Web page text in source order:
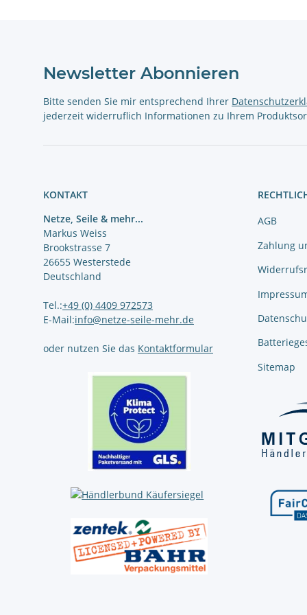
Newsletter Abonnieren
Bitte senden Sie mir entsprechend Ihrer
jederzeit widerruflich Informationen zu Ihrem
KONTAKT
Netze, Seile & mehr...
Markus Weiss
Brookstrasse 7
26655 Westerstede
Deutschland
Tel.:+49 (0) 4409 972573
E-Mail:info@netze-seile-mehr.de
oder nutzen Sie das Kontaktformular
AGB
Zahlung
Sitemap